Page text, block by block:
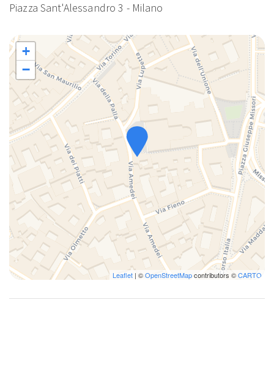
Piazza Sant'Alessandro 3 - Milano
+
−
Leaflet | ©OpenStreetMapcontributors ©CARTO